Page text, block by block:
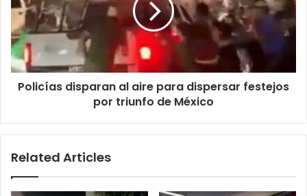
para
dispersar
festejos
por
triunfo
dePolicías disparan al aire para dispersar festejos
por triunfo de México
Related Articles